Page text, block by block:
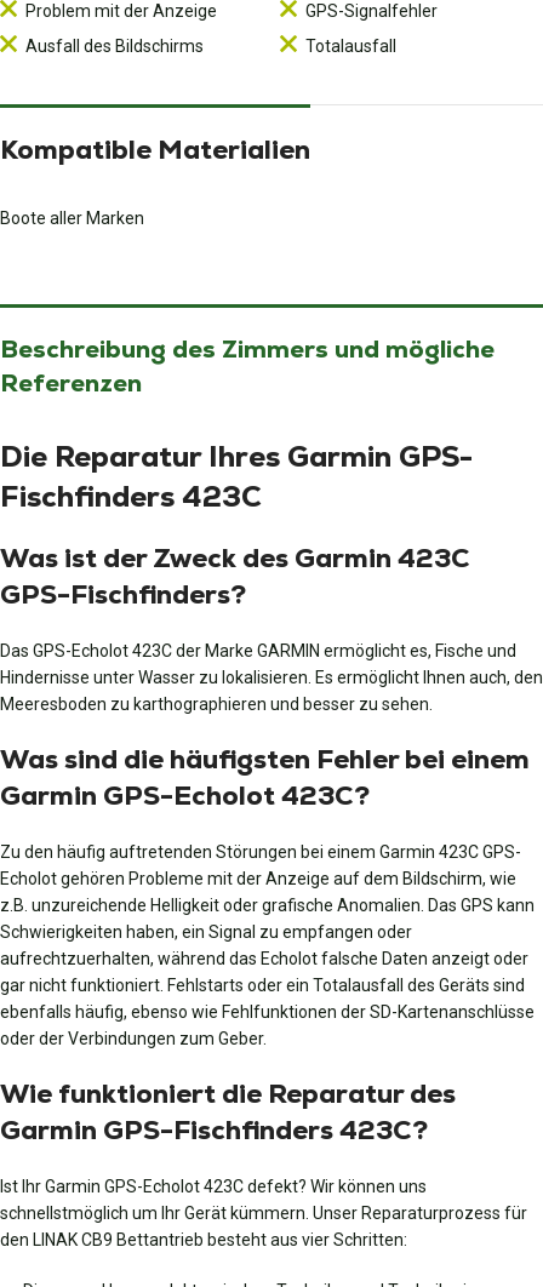
Problem mit der Anzeige
Ausfall des Bildschirms
GPS-Signalfehler
Totalausfall
Kompatible Materialien
Boote aller Marken
Beschreibung des Zimmers und mögliche
Referenzen
Die Reparatur Ihres Garmin GPS-
Fischfinders 423C
Was ist der Zweck des Garmin 423C
GPS-Fischfinders?
Das GPS-Echolot 423C der Marke GARMIN ermöglicht es, Fische und
Hindernisse unter Wasser zu lokalisieren. Es ermöglicht Ihnen auch, den
Meeresboden zu karthographieren und besser zu sehen.
Was sind die häufigsten Fehler bei einem
Garmin GPS-Echolot 423C?
Zu den häufig auftretenden Störungen bei einem Garmin 423C GPS-
Echolot gehören Probleme mit der Anzeige auf dem Bildschirm, wie
z.B. unzureichende Helligkeit oder grafische Anomalien. Das GPS kann
Schwierigkeiten haben, ein Signal zu empfangen oder
aufrechtzuerhalten, während das Echolot falsche Daten anzeigt oder
gar nicht funktioniert. Fehlstarts oder ein Totalausfall des Geräts sind
ebenfalls häufig, ebenso wie Fehlfunktionen der SD-Kartenanschlüsse
oder der Verbindungen zum Geber.
Wie funktioniert die Reparatur des
Garmin GPS-Fischfinders 423C?
Ist Ihr Garmin GPS-Echolot 423C defekt? Wir können uns
schnellstmöglich um Ihr Gerät kümmern. Unser Reparaturprozess für
den LINAK CB9 Bettantrieb besteht aus vier Schritten: